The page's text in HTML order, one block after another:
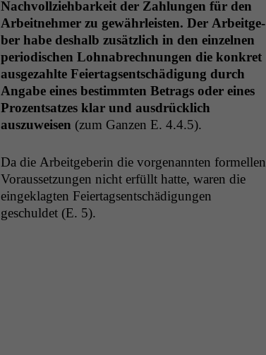
Nachvol­lziehbarkeit der Zahlun­gen für den
Arbeit­nehmer zu gewährleis­ten. Der Arbeit­ge­
ber habe deshalb zusät­zlich in den einzel­nen
peri­odis­chen Lohnabrech­nun­gen die konkret
aus­gezahlte Feiertagsentschädi­gung durch
Angabe eines bes­timmten Betrags oder eines
Prozentsatzes klar und aus­drück­lich
auszuweisen (zum Ganzen E. 4.4.5).
Da die Arbeit­ge­berin die vor­ge­nan­nten formellen
Voraus­set­zun­gen nicht erfüllt hat­te, waren die
eingeklagten Feiertagsentschädi­gun­gen
geschuldet (E. 5).